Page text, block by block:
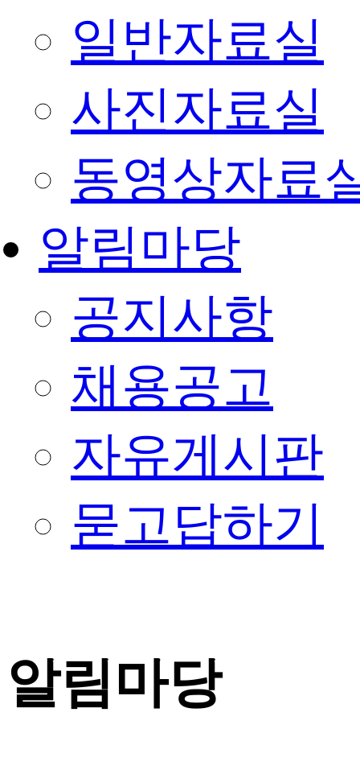
일반자료실
사진자료실
동영상자료
알림마당
공지사항
채용공고
자유게시판
묻고답하기
알림마당